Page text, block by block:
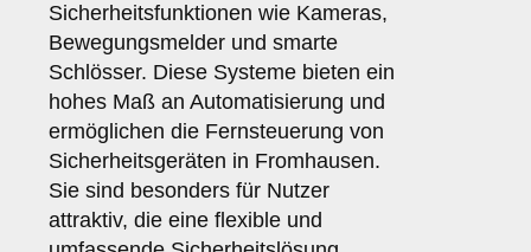
Sicherheitsfunktionen wie Kameras,
Bewegungsmelder und smarte
Schlösser. Diese Systeme bieten ein
hohes Maß an Automatisierung und
ermöglichen die Fernsteuerung von
Sicherheitsgeräten in Fromhausen.
Sie sind besonders für Nutzer
attraktiv, die eine flexible und